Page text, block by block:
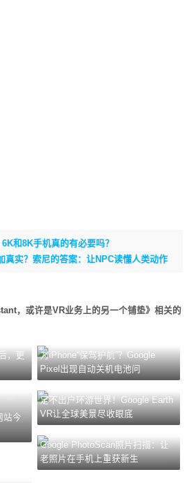
和8K手机真的有必要吗？
真实？索尼的答案：让NPC读懂人类动作
，或许是VR业务上的另一个铺垫》相关的
，更
为iPhone“保驾护航”？Google
Pixel出现自动关机电池问
站今
足不出户环游世界！Google Earth
VR让全球美景尽收眼底
Google PhotoScan照片扫描：让
老照片在手机上重获新生